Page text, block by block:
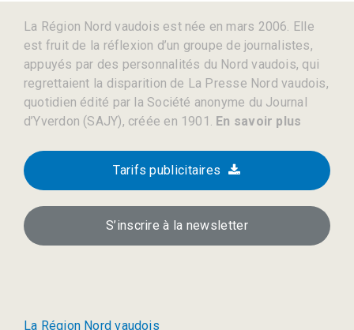
La Région Nord vaudois est née en mars 2006. Elle
est fruit de la réflexion d’un groupe de journalistes,
appuyés par des personnalités du Nord vaudois, qui
regrettaient la disparition de La Presse Nord vaudois,
quotidien édité par la Société anonyme du Journal
d’Yverdon (SAJY), créée en 1901. En savoir plus
Tarifs publicitaires
S’inscrire à la newsletter
La Région Nord vaudois